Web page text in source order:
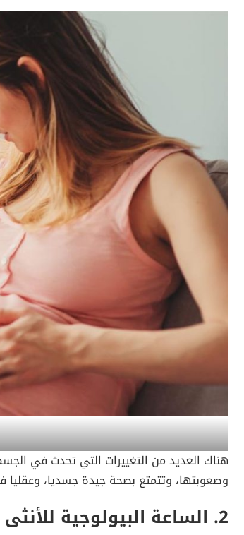
هناك العديد من التغييرات التي تحدث في
وصعوبتها، وتتمتع بصحة جيدة جسديا،
2. الساعة البيولوجية للأنثى